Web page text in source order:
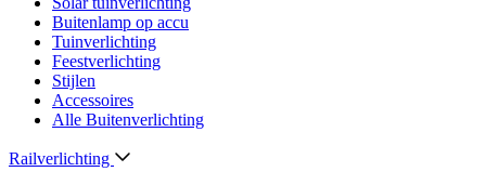
Buitenlamp op accu
Tuinverlichting
Feestverlichting
Stijlen
Accessoires
Alle Buitenverlichting
Railverlichting